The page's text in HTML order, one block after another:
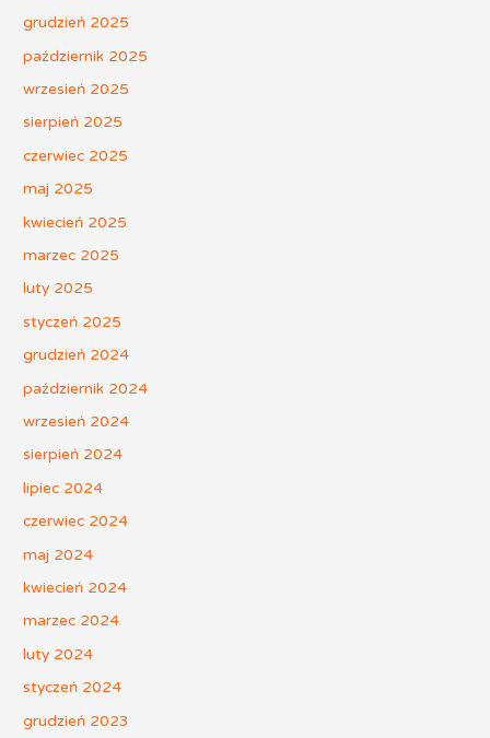
grudzień 2025
październik 2025
wrzesień 2025
sierpień 2025
czerwiec 2025
maj 2025
kwiecień 2025
marzec 2025
luty 2025
styczeń 2025
grudzień 2024
październik 2024
wrzesień 2024
sierpień 2024
lipiec 2024
czerwiec 2024
maj 2024
kwiecień 2024
marzec 2024
luty 2024
styczeń 2024
grudzień 2023